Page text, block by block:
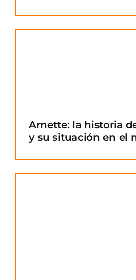
Arnette: la historia
y su situación en el